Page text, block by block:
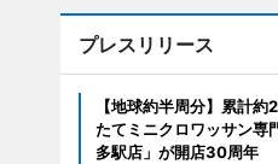
プレスリリース
【地球約半周分】累計約
たてミニクロワッサン専
多駅店」が開店30周年